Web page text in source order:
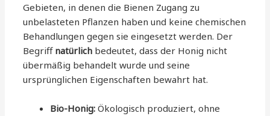
Gebieten, in denen die Bienen Zugang zu
unbelasteten Pflanzen haben und keine chemischen
Behandlungen gegen sie eingesetzt werden. Der
Begriff natürlich bedeutet, dass der Honig nicht
übermäßig behandelt wurde und seine
ursprünglichen Eigenschaften bewahrt hat.
Bio-Honig: Ökologisch produziert, ohne